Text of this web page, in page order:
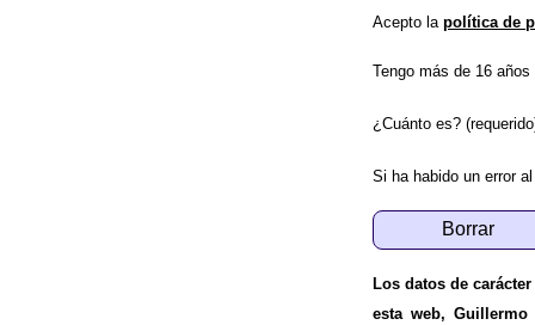
Acepto la política de
Tengo más de 16
¿Cuánto es?
Si ha habido un error
Los datos de carácter
esta web,